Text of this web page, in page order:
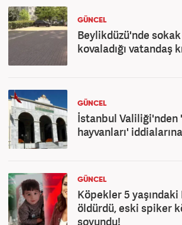
GÜNCEL
Beylikdüzü'nde
kovaladığı vatandaş
GÜNCEL
İstanbul Valiliği'nden
hayvanları'
GÜNCEL
Köpekler 5 yaşındaki
öldürdü, eski spiker
soyundu!